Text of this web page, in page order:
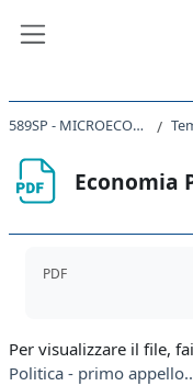
589SP - MICROECONOMIA 2024
Economia
PDF
Per visualizzare il file,
Politica - primo